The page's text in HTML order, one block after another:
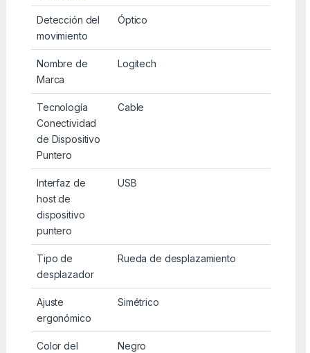
Detección del
movimiento
Óptico
Nombre de
Marca
Logitech
Tecnología
Conectividad
de Dispositivo
Puntero
Cable
Interfaz de
host de
dispositivo
puntero
USB
Tipo de
desplazador
Rueda de desplazamiento
Ajuste
ergonómico
Simétrico
Color del
Negro